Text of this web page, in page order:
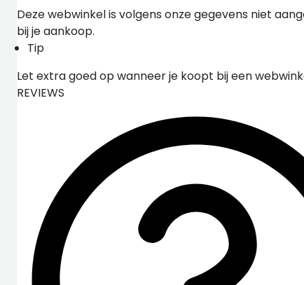
Deze webwinkel is volgens onze gegevens niet
bij je aankoop.
Tip
Let extra goed op wanneer je koopt bij een
REVIEWS